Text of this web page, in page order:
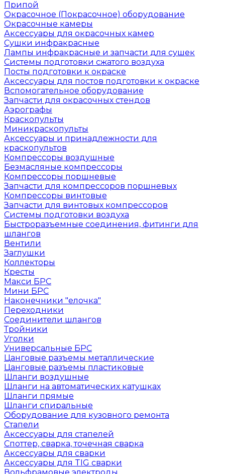
Припой
Окрасочное (Покрасочное) оборудование
Окрасочные камеры
Аксессуары для окрасочных камер
Сушки инфракрасные
Лампы инфракрасные и запчасти для сушек
Системы подготовки сжатого воздуха
Посты подготовки к окраске
Аксессуары для постов подготовки к окраске
Вспомогательное оборудование
Запчасти для окрасочных стендов
Аэрографы
Краскопульты
Миникраскопульты
Аксессуары и принадлежности для
краскопультов
Компрессоры воздушные
Безмасляные компрессоры
Компрессоры поршневые
Запчасти для компрессоров поршневых
Компрессоры винтовые
Запчасти для винтовых компрессоров
Системы подготовки воздуха
Быстроразъемные соединения, фитинги для
шлангов
Вентили
Заглушки
Коллекторы
Кресты
Макси БРС
Мини БРС
Наконечники "елочка"
Переходники
Соединители шлангов
Тройники
Уголки
Универсальные БРС
Цанговые разъемы металлические
Цанговые разъемы пластиковые
Шланги воздушные
Шланги на автоматических катушках
Шланги прямые
Шланги спиральные
Оборудование для кузовного ремонта
Стапели
Аксессуары для стапелей
Споттер, сварка, точечная сварка
Аксессуары для сварки
Аксессуары для TIG сварки